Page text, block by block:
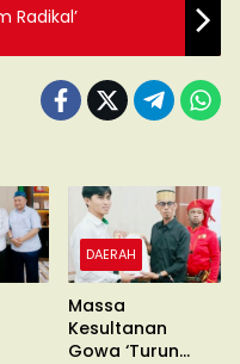
Radikal’
DAERAH
Massa
Kesultanan
Gowa ‘Turun